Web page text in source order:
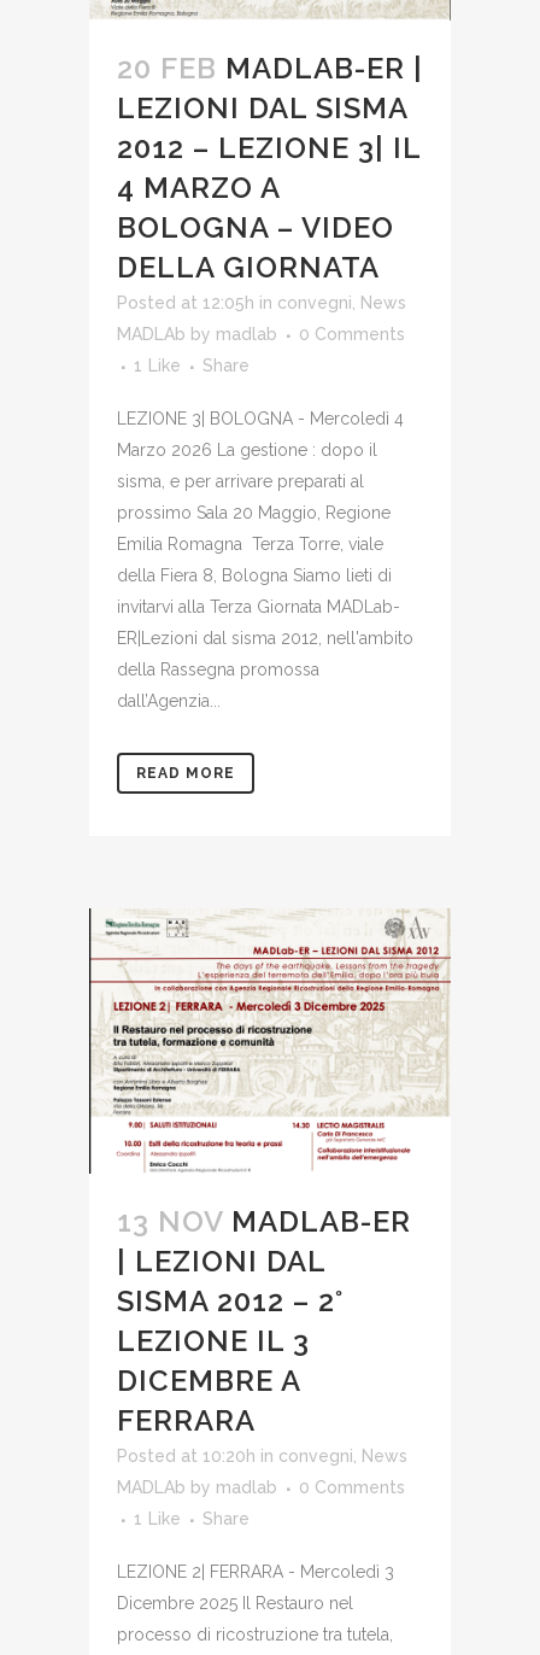
20 FEB MADLAB-ER |
LEZIONI DAL SISMA
2012 – LEZIONE 3| IL
4 MARZO A
BOLOGNA – VIDEO
DELLA GIORNATA
Posted at 12:05h in convegni
News
MADLAb by madlab
0 Comments
1
Like Share
LEZIONE 3| BOLOGNA - Mercoledì 4
Marzo 2026 La gestione : dopo il
sisma, e per arrivare preparati al
prossimo Sala 20 Maggio, Regione
Emilia Romagna Terza Torre, viale
della Fiera 8, Bologna Siamo lieti di
invitarvi alla Terza Giornata MADLab-
ER|Lezioni dal sisma 2012, nell'ambito
della Rassegna promossa
dall’Agenzia...
READ MORE
13 NOV MADLAB-ER
| LEZIONI DAL
SISMA 2012 – 2°
LEZIONE IL 3
DICEMBRE A
FERRARA
Posted at 10:20h in convegni, News
MADLAb by madlab
0 Comments
1 Like Share
LEZIONE 2| FERRARA - Mercoledì 3
Dicembre 2025 Il Restauro nel
processo di ricostruzione tra tutela,